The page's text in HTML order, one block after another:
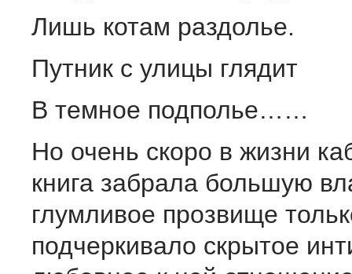
Лишь котам раздолье.
Путник с улицы глядит
В темное подполье……
Но очень скоро в жизни
книга забрала большую
глумливое прозвище
подчеркивало скрытое